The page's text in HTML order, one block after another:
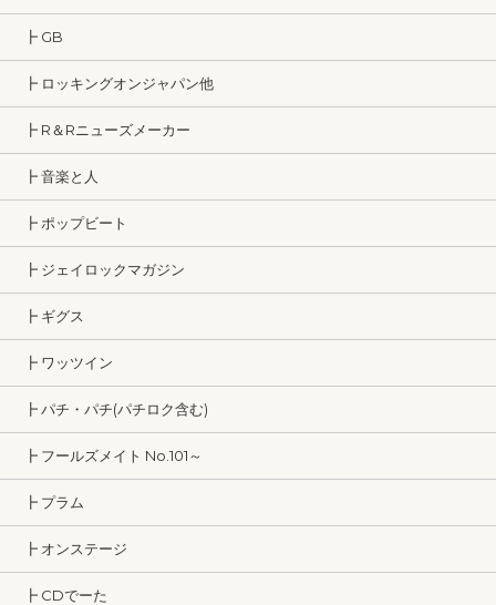
┣ GB
┣ ロッキングオンジャパン他
┣ R＆Rニューズメーカー
┣ 音楽と人
┣ ポップビート
┣ ジェイロックマガジン
┣ ギグス
┣ ワッツイン
┣ パチ・パチ(パチロク含む)
┣ フールズメイト No.101～
┣ プラム
┣ オンステージ
┣ CDでーた